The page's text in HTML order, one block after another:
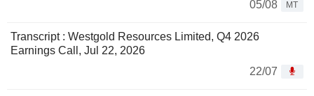
05/08
MT
Transcript : Westgold Resources Limited, Q4 2026
Earnings Call, Jul 22, 2026
22/07